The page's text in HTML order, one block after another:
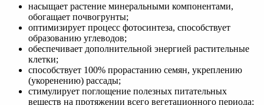
насыщает растение минеральными компонентами,
обогащает почвогрунты;
оптимизирует процесс фотосинтеза, способствует
образованию углеводов;
обеспечивает дополнительной энергией растительные
клетки;
способствует 100% прорастанию семян, укреплению
(укоренению) рассады;
стимулирует поглощение полезных питательных
веществ на протяжении всего вегетационного периода;